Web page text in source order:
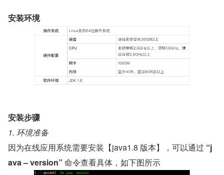
安装环境
安装步骤
1. 环境准备
因为在线应用系统需要安装【java1.8 版本】，可以通过 “j
ava – version” 命令查看具体，如下图所示